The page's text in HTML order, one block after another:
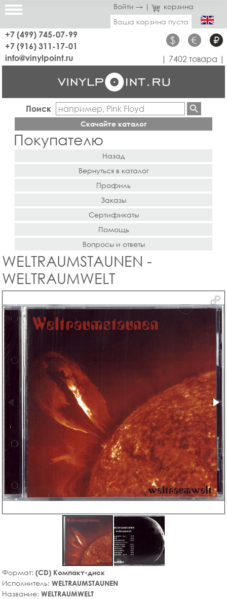
Войти → |
корзина
Ваша корзина пуста
+7 (499) 745-07-99
+7 (916) 311-17-01
$ € ₽
info@vinylpoint.ru | 7402 товара |
Поиск
Скачайте каталог
Покупателю
Назад
Вернуться в каталог
Профиль
Заказы
Сертификаты
Помощь
Вопросы и ответы
WELTRAUMSTAUNEN -
WELTRAUMWELT
Формат: (CD) Компакт-диск
Исполнитель: WELTRAUMSTAUNEN
Название: WELTRAUMWELT